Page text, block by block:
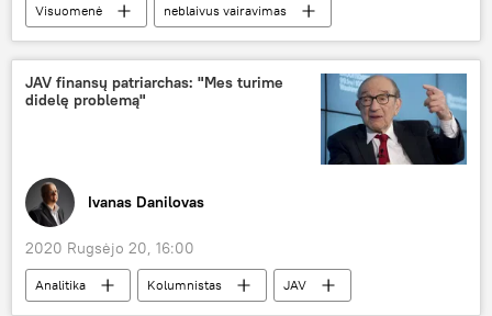
Visuomenė
neblaivus vairavimas
policija
Klaipėda papirkimas
JAV finansų patriarchas: "Mes turime
didelę problemą"
Ivanas Danilovas
2020 Rugsėjo 20, 16:00
Analitika Kolumnistas JAV